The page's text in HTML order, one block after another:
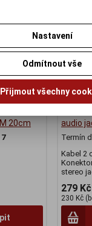
20cm
7
audio
Termín
Kabel 2
stereo
279 Kč
230 Kč
Nastavení
Odmítnout vše
Přijmout všechny